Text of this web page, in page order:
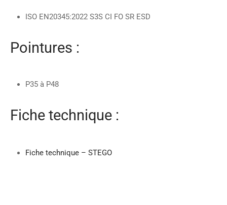
ISO EN20345:2022 S3S CI FO SR ESD
Pointures :
P35 à P48
Fiche technique :
Fiche technique – STEGO